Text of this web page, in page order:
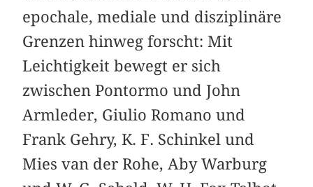
epochale, mediale und disziplinäre
Grenzen hinweg forscht: Mit
Leichtigkeit bewegt er sich
zwischen Pontormo und John
Armleder, Giulio Romano und
Frank Gehry, K. F. Schinkel und
Mies van der Rohe, Aby Warburg